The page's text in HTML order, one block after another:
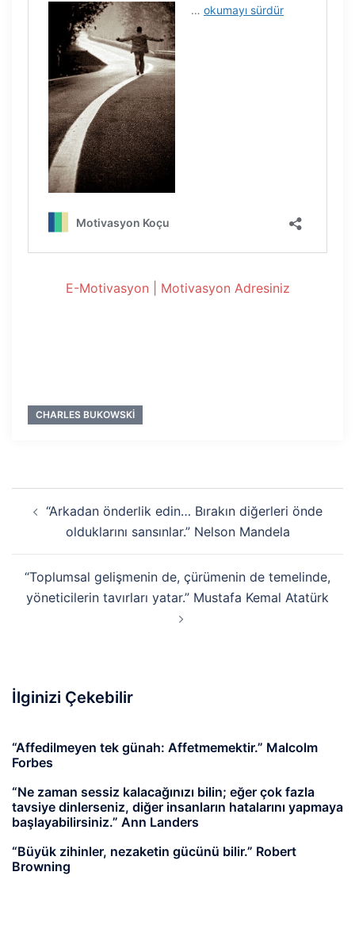
E-Motivasyon | Motivasyon Adresiniz
CHARLES BUKOWSKI
dolaşımı
“Arkadan önderlik edin… Bırakın diğerleri önde
olduklarını sansınlar.” Nelson Mandela
“Toplumsal gelişmenin de, çürümenin de temelinde,
yöneticilerin tavırları yatar.” Mustafa Kemal Atatürk
İlginizi Çekebilir
“Affedilmeyen tek günah: Affetmemektir.” Malcolm
Forbes
“Ne zaman sessiz kalacağınızı bilin; eğer çok fazla
tavsiye dinlerseniz, diğer insanların hatalarını yapmaya
başlayabilirsiniz.” Ann Landers
“Büyük zihinler, nezaketin gücünü bilir.” Robert
Browning